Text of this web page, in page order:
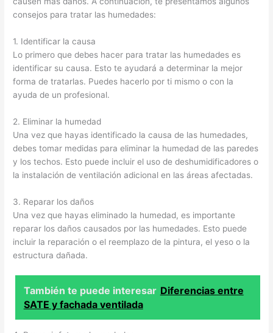
consejos para tratar las humedades:
1. Identificar la causa
Lo primero que debes hacer para tratar las humedades es
identificar su causa. Esto te ayudará a determinar la mejor
forma de tratarlas. Puedes hacerlo por ti mismo o con la
ayuda de un profesional.
2. Eliminar la humedad
Una vez que hayas identificado la causa de las humedades,
debes tomar medidas para eliminar la humedad de las paredes
y los techos. Esto puede incluir el uso de deshumidificadores o
la instalación de ventilación adicional en las áreas afectadas.
3. Reparar los daños
Una vez que hayas eliminado la humedad, es importante
reparar los daños causados por las humedades. Esto puede
incluir la reparación o el reemplazo de la pintura, el yeso o la
estructura dañada.
También te puede interesar Diferencias entre
SATE y fachada ventilada